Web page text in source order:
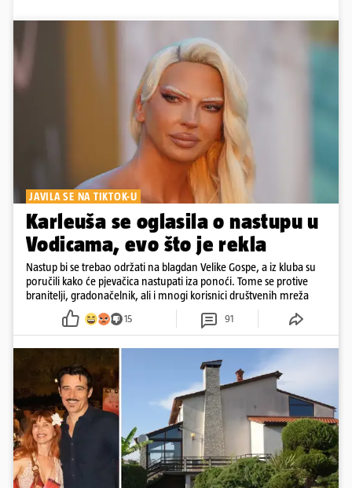
JAVILA SE NA TIKTOK-U
Karleuša se oglasila o nastupu u
Vodicama, evo što je rekla
Nastup bi se trebao održati na blagdan Velike Gospe, a iz kluba su
poručili kako će pjevačica nastupati iza ponoći. Tome se protive
branitelji, gradonačelnik, ali i mnogi korisnici društvenih mreža
15 91